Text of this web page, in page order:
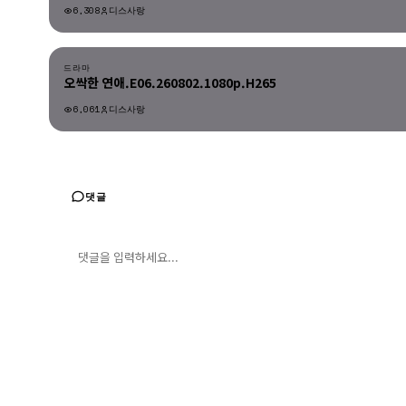
6,308 디스사랑
드라마
오싹한 연애.E06.260802.1080p.H265
6,061 디스사랑
드라마
댓글